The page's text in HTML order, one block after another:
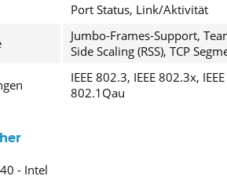
Port Status, Link/Aktivität
Jumbo-Frames-Support,
Side Scaling (RSS), TCP
IEEE 802.3, IEEE 802.3x,
802.1Qau
- Intel